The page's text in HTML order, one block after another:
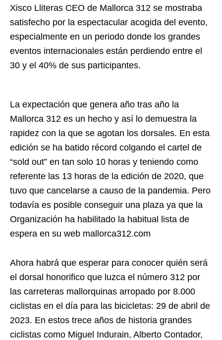
Xisco Lliteras CEO de Mallorca 312 se mostraba
satisfecho por la espectacular acogida del evento,
especialmente en un periodo donde los grandes
eventos internacionales están perdiendo entre el
30 y el 40% de sus participantes.
La expectación que genera año tras año la
Mallorca 312 es un hecho y así lo demuestra la
rapidez con la que se agotan los dorsales. En esta
edición se ha batido récord colgando el cartel de
“sold out” en tan solo 10 horas y teniendo como
referente las 13 horas de la edición de 2020, que
tuvo que cancelarse a causo de la pandemia. Pero
todavía es posible conseguir una plaza ya que la
Organización ha habilitado la habitual lista de
espera en su web mallorca312.com
Ahora habrá que esperar para conocer quién será
el dorsal honorifico que luzca el número 312 por
las carreteras mallorquinas arropado por 8.000
ciclistas en el día para las bicicletas: 29 de abril de
2023. En estos trece años de historia grandes
ciclistas como Miguel Indurain, Alberto Contador,